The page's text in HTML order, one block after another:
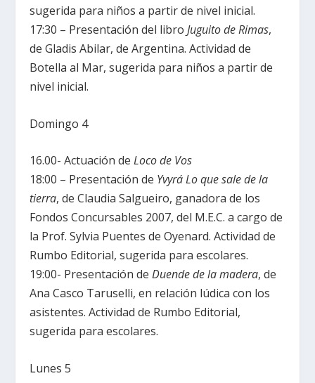
sugerida para niños a partir de nivel inicial.
17:30 – Presentación del libroJuguito de Rimas,
de Gladis Abilar, de Argentina. Actividad de
Botella al Mar, sugerida para niños a partir de
nivel inicial.
Domingo 4
16.00- Actuación deLoco de Vos
18:00 – Presentación de YvyráLo que sale de la
tierra, de Claudia Salgueiro, ganadora de los
Fondos Concursables 2007, del M.E.C. a cargo de
la Prof. Sylvia Puentes de Oyenard. Actividad de
Rumbo Editorial, sugerida para escolares.
19:00- Presentación deDuende de la madera, de
Ana Casco Taruselli, en relación lúdica con los
asistentes. Actividad de Rumbo Editorial,
sugerida para escolares.
Lunes 5